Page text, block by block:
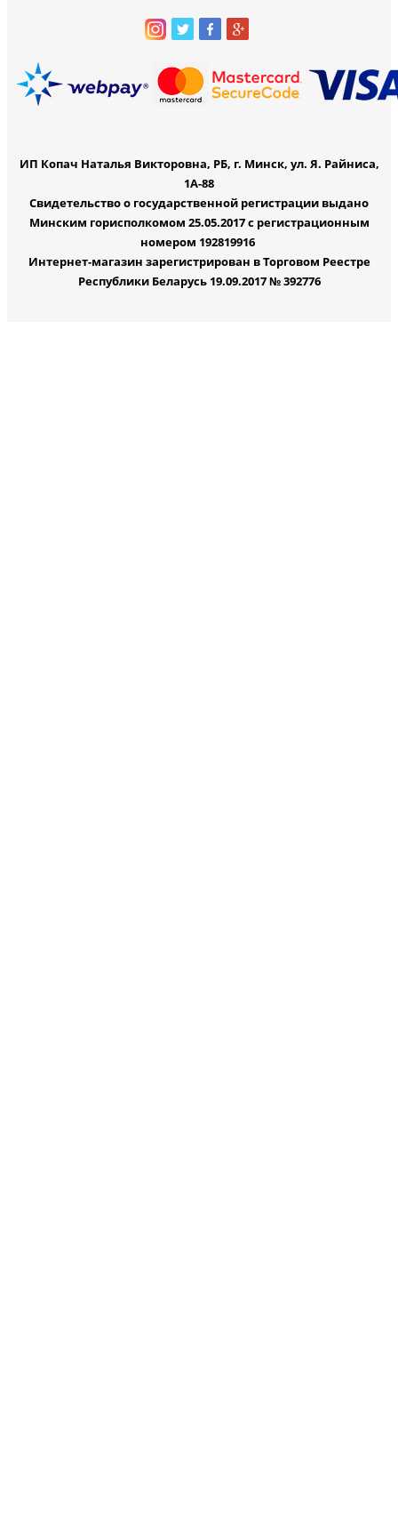
ИП Копач Наталья Викторовна, РБ, г. Минск, ул. Я. Райниса,
1А-88
Свидетельство о государственной регистрации выдано
Минским горисполкомом 25.05.2017 с регистрационным
номером 192819916
Интернет-магазин зарегистрирован в Торговом Реестре
Республики Беларусь 19.09.2017 № 392776